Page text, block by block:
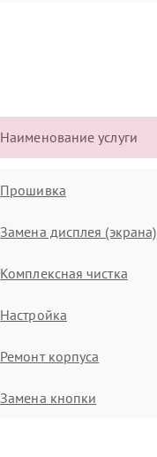
Наименование услуги
Прошивка
Замена дисплея (экрана)
Комплексная чистка
Настройка
Ремонт корпуса
Замена кнопки